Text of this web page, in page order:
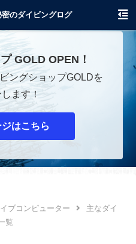
ップOPENします！
GOLD OPEN！
ングショップGOLDを
ます！
はこちら
ブコンピューター
主なダイ
覧
のダイビングログ